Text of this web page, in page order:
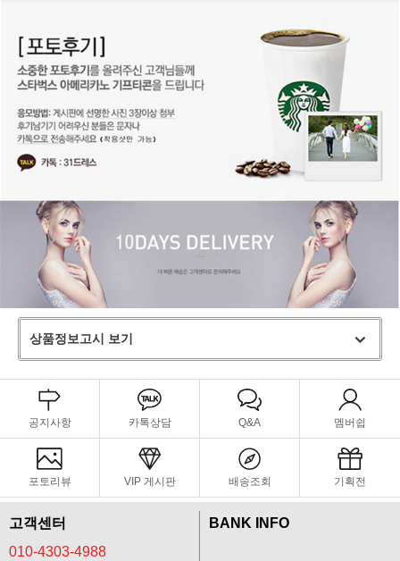
상품정보고시 보기
공지사항 카톡상담 Q&A 멤버쉽
포토리뷰 VIP 게시판 배송조회 기획전
고객센터
010-4303-4988
BANK INFO